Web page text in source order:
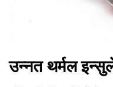
उन्नत थर्मल